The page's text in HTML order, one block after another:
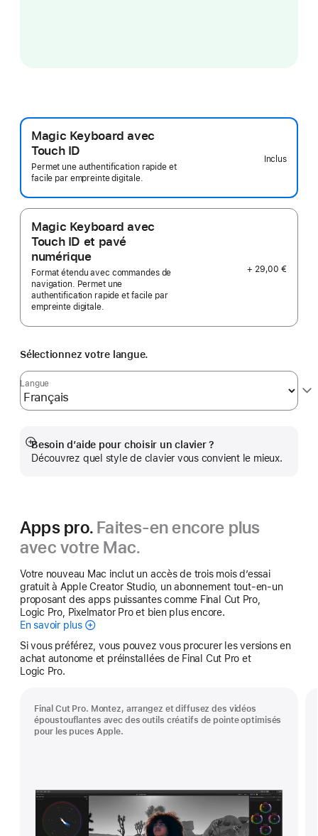
Magic Keyboard avec
Touch ID
Permet une authentification rapide et
facile par empreinte digitale.
Inclus
Magic Keyboard avec
Touch ID et pavé
numérique
Format étendu avec commandes de
navigation. Permet une
authentification rapide et facile par
empreinte digitale.
+ 29,00 €
Sélectionnez votre langue.
Langue
Besoin d’aide pour choisir un clavier ?
Découvrez quel style de clavier vous convient le mieux.
Afficher
plus
Apps pro. Faites-en encore plus
avec votre Mac.
Votre nouveau Mac inclut un accès de trois mois d’essai
gratuit à Apple Creator Studio, un abonnement tout-en-un
proposant des apps puissantes comme Final Cut Pro,
Logic Pro, Pixelmator Pro et bien plus encore.
En savoir plusApple Creator Studio
Si vous préférez, vous pouvez vous procurer les versions en
achat autonome et préinstallées de Final Cut Pro et
Logic Pro.
Final Cut Pro. Montez, arrangez et diffusez des vidéos
époustouflantes avec des outils créatifs de pointe optimisés
pour les puces Apple.